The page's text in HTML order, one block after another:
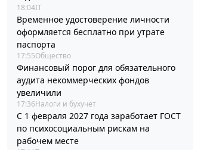
18:04IT
Временное удостоверение личности
оформляется бесплатно при утрате
паспорта
17:55Общество
Финансовый порог для обязательного
аудита некоммерческих фондов
увеличили
17:36Налоги и бухучет
С 1 февраля 2027 года заработает ГОСТ
по психосоциальным рискам на
рабочем месте